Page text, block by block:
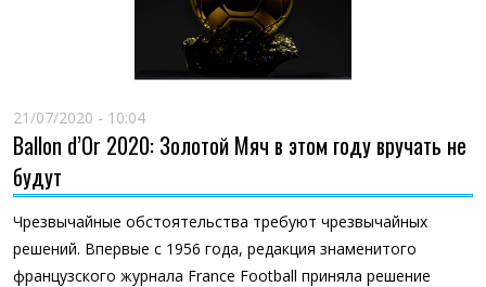
21/07/2020 - 10:04
Ballon d’Or 2020: Золотой Мяч в этом году вручать не
будут
Чрезвычайные обстоятельства требуют чрезвычайных
решений. Впервые с 1956 года, редакция знаменитого
французского журнала France Football приняла решение